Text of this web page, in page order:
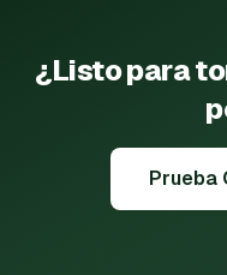
¿Listo para
Prueba